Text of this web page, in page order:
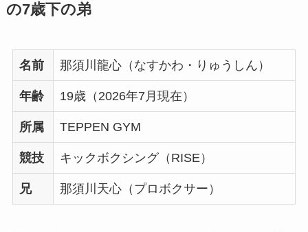
の7歳下の弟
名前 那須川龍心（なすかわ・りゅうしん）
年齢 19歳（2026年7月現在）
所属 TEPPEN GYM
競技 キックボクシング（RISE）
兄 那須川天心（プロボクサー）